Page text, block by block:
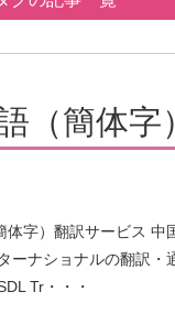
（簡体字
体字）翻訳サービス 中
ーナショナルの翻訳・
Tr・・・